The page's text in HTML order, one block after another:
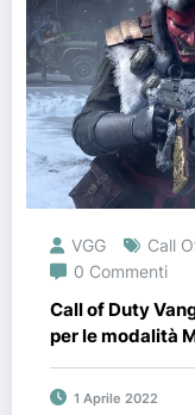
VGG Call
0 Commenti
Call of Duty
per le modalità
1 Aprile 2022